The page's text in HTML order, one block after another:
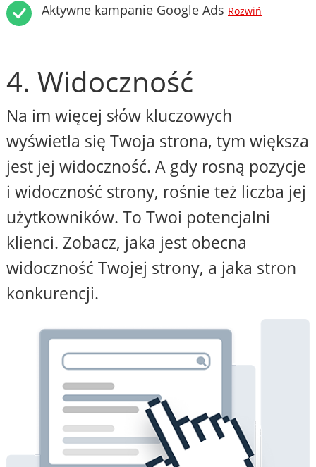
Aktywne kampanie Google Ads Rozwiń
4. Widoczność
Na im więcej słów kluczowych
wyświetla się Twoja strona, tym większa
jest jej widoczność. A gdy rosną pozycje
i widoczność strony, rośnie też liczba jej
użytkowników. To Twoi potencjalni
klienci. Zobacz, jaka jest obecna
widoczność Twojej strony, a jaka stron
konkurencji.